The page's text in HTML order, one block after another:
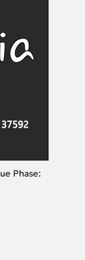
Phase: